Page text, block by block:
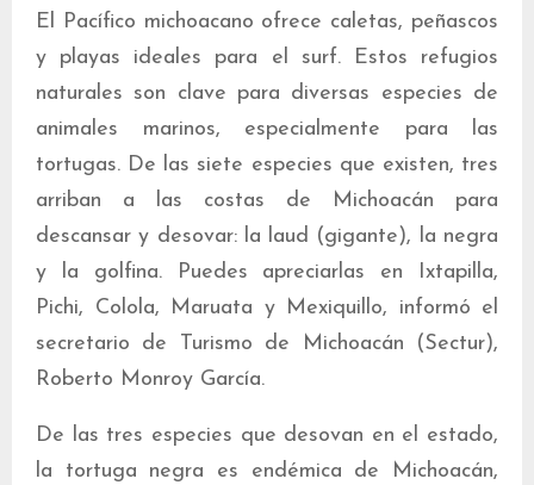
El Pacífico michoacano ofrece caletas, peñascos
y playas ideales para el surf. Estos refugios
naturales son clave para diversas especies de
animales marinos, especialmente para las
tortugas. De las siete especies que existen, tres
arriban a las costas de Michoacán para
descansar y desovar: la laud (gigante), la negra
y la golfina. Puedes apreciarlas en Ixtapilla,
Pichi, Colola, Maruata y Mexiquillo, informó el
secretario de Turismo de Michoacán (Sectur),
Roberto Monroy García.
De las tres especies que desovan en el estado,
la tortuga negra es endémica de Michoacán,